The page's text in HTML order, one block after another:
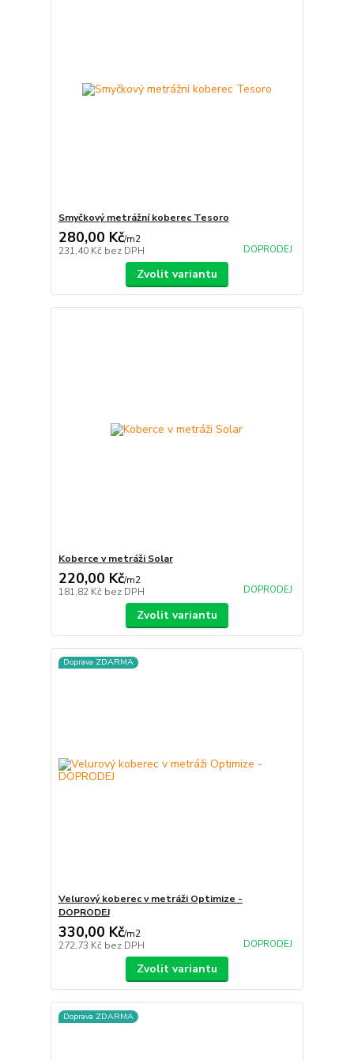
Smyčkový metrážní koberec Tesoro
280,00 Kč/m2
231,40 Kč bez DPH DOPRODEJ
Zvolit variantu
Koberce v metráži Solar
220,00 Kč/m2
181,82 Kč bez DPH DOPRODEJ
Zvolit variantu
Doprava ZDARMA
Velurový koberec v metráži Optimize -
DOPRODEJ
330,00 Kč/m2
272,73 Kč bez DPH DOPRODEJ
Zvolit variantu
Doprava ZDARMA